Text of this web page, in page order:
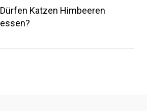
Dürfen Katzen Himbeeren
essen?